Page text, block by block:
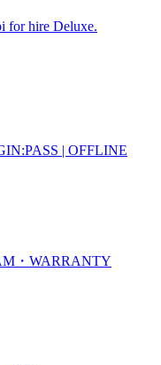
for hire Deluxe.
| OFFLINE
・WARRANTY